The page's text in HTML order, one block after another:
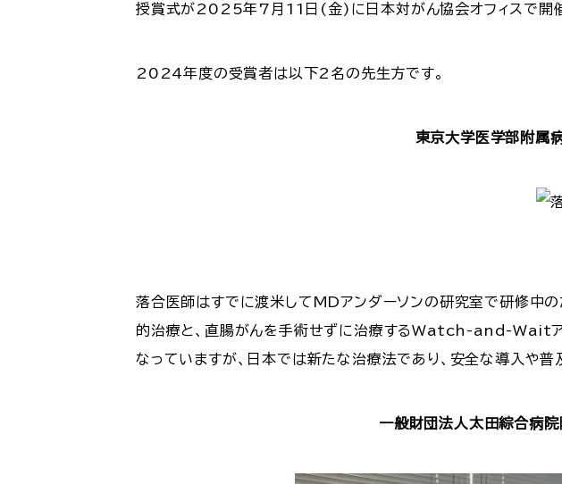
授賞式が2025年7月11日(金)に日本対がん協会オフィスで開催
2024年度の受賞者は以下2名の先生方です。
東京大学医学部附属
落合医師はすでに渡米してMDアンダーソンの研究室で研修中
的治療と、直腸がんを手術せずに治療するWatch-and-Waitア
なっていますが、日本では新たな治療法であり、安全な導入や普
一般財団法人太田綜合病